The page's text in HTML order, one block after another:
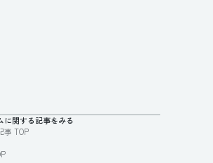
に関する記事をみる
事 TOP